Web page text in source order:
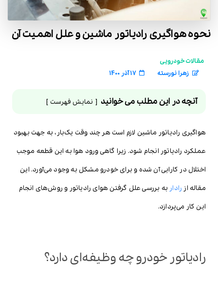
نحوه هواگیری رادیاتور ماشین و علل اهمیت آن
مقالات خودرویی
زهرا نورسته
17 آذر 1400
آنچه در این مطلب می خوانید نمایش فهرست
هواگیری رادیاتور ماشین لازم است هر چند وقت یک‌بار، به جهت بهبود
عملکرد رادیاتور انجام شود. زیرا گاهی ورود هوا به این قطعه موجب
اختلال در کارایی آن شده و برای خودرو مشکل به وجود می‌آورد. این
مقاله از رادار به بررسی علل گرفتن هوای رادیاتور و روش‌های انجام
این کار می‌پردازد.
رادیاتور خودرو چه وظیفه‌ای دارد؟